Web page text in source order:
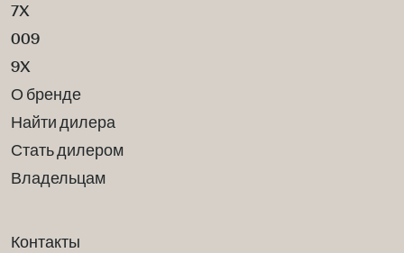
7X
009
9X
О бренде
Найти дилера
Стать дилером
Владельцам
Контакты